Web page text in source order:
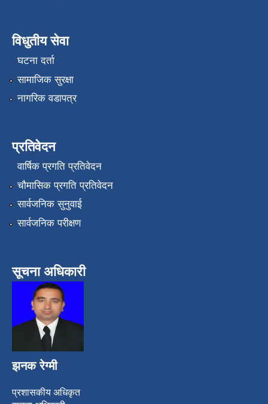
विधुतीय सेवा
घटना दर्ता
सामाजिक सुरक्षा
नागरिक वडापत्र
प्रतिवेदन
वार्षिक प्रगति प्रतिवेदन
चौमासिक प्रगति प्रतिवेदन
सार्वजनिक सुनुवाई
सार्वजनिक परीक्षण
सूचना अधिकारी
झनक रेग्मी
प्रशासकीय अधिकृत